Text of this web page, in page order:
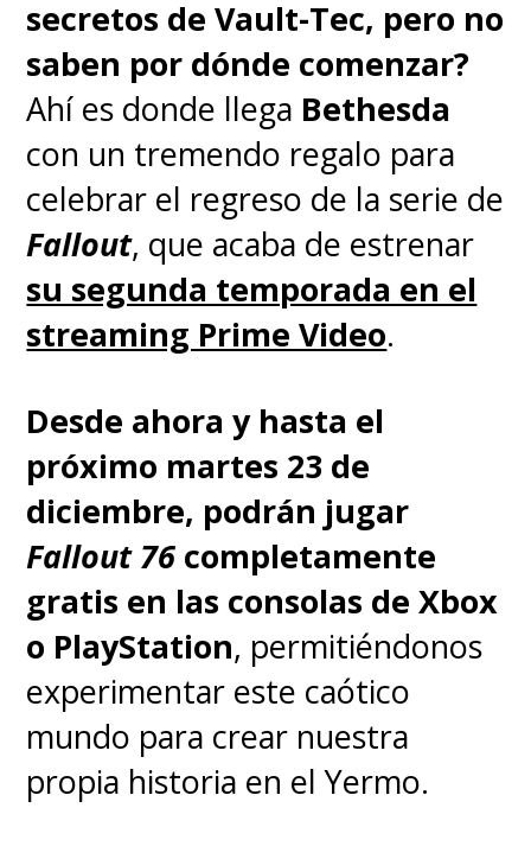
Mientras esperamos la llegada
de la tercera parte,Winnie-the-
Pooh: Blood and Honey está
disponible para ver
justamente en Prime Video.
secretos de Vault-Tec, pero no
saben por dónde comenzar?
Ahí es donde llega Bethesda
con un tremendo regalo para
celebrar el regreso de la serie de
Fallout, que acaba de estrenar
su segunda temporada en el
streaming Prime Video.
Desde ahora y hasta el
próximo martes 23 de
diciembre, podrán jugar
Fallout 76 completamente
gratis en las consolas de Xbox
o PlayStation, permitiéndonos
experimentar este caótico
mundo para crear nuestra
propia historia en el Yermo.